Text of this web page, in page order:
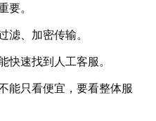
要。
滤、加密传输。
快速找到人工客服。
能只看便宜，要看整体服